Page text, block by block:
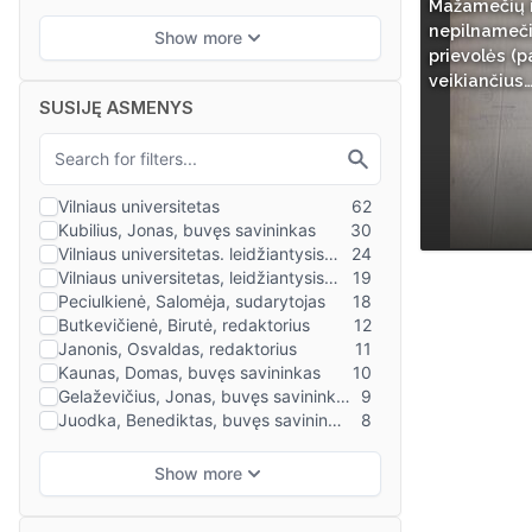
SUSIJĘ ASMENYS
Mažamečių
prievolės
veikiančius…